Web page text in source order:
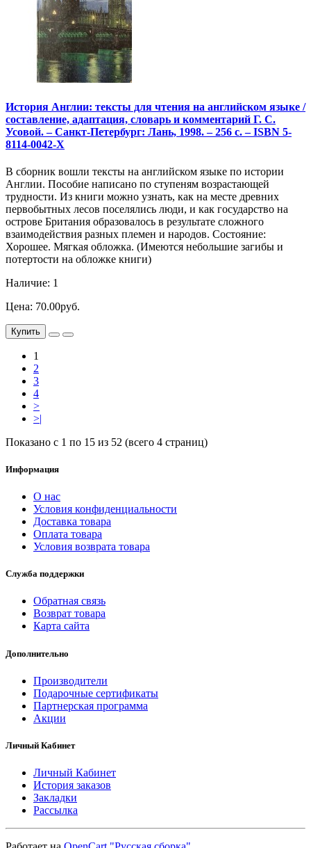
История Англии: тексты для чтения на английском языке /
составление, адаптация, словарь и комментарий Г. С.
Усовой. – Санкт-Петербург: Лань, 1998. – 256 с. – ISBN 5-
8114-0042-Х
В сборник вошли тексты на английском языке по истории
Англии. Пособие написано по ступеням возрастающей
трудности. Из книги можно узнать, как на месте древних
первобытных лесов поселялись люди, и как государство на
острове Британия образовалось в результате сложного
взаимодействия разных племен и народов. Состояние:
Хорошее. Мягкая обложка. (Имеются небольшие загибы и
потертости на обложке книги)
Наличие: 1
Цена: 70.00руб.
Купить
1
2
3
4
>
>|
Показано с 1 по 15 из 52 (всего 4 страниц)
Информация
О нас
Условия конфиденциальности
Доставка товара
Оплата товара
Условия возврата товара
Служба поддержки
Обратная связь
Возврат товара
Карта сайта
Дополнительно
Производители
Подарочные сертификаты
Партнерская программа
Акции
Личный Кабинет
Личный Кабинет
История заказов
Закладки
Рассылка